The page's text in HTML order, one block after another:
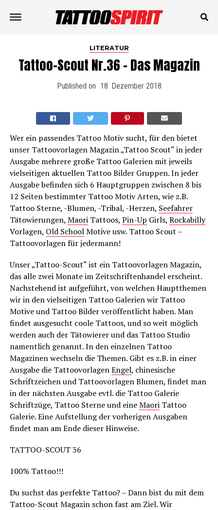
LITERATUR
Tattoo-Scout Nr.36 – Das Magazin
Published on 18. Dezember 2018
Wer ein passendes Tattoo Motiv sucht, für den bietet
unser Tattoovorlagen Magazin „Tattoo Scout“ in jeder
Ausgabe mehrere große Tattoo Galerien mit jeweils
vielseitigen aktuellen Tattoo Bilder Gruppen. In jeder
Ausgabe befinden sich 6 Hauptgruppen zwischen 8 bis
12 Seiten bestimmter Tattoo Motiv Arten, wie z.B.
Tattoo Sterne, -Blumen, -Tribal, -Herzen, Seefahrer
Tätowierungen, Maori Tattoos, Pin-Up Girls, Rockabilly
Vorlagen, Old SchoolMotive usw. Tattoo Scout –
Tattoovorlagen für jedermann!
Unser „Tattoo-Scout“ ist ein Tattoovorlagen Magazin,
das alle zwei Monate im Zeitschriftenhandel erscheint.
Nachstehend ist aufgeführt, von welchen Hauptthemen
wir in den vielseitigen Tattoo Galerien wir Tattoo
Motive und Tattoo Bilder veröffentlicht haben. Man
findet ausgesucht coole Tattoos, und so weit möglich
werden auch der Tätowierer und das Tattoo Studio
namentlich genannt. In den einzelnen Tattoo
Magazinen wechseln die Themen. Gibt es z.B. in einer
Ausgabe die TattoovorlagenEngel, chinesische
Schriftzeichen und Tattoovorlagen Blumen, findet man
in der nächsten Ausgabe evtl. die Tattoo Galerie
Schriftzüge, Tattoo Sterne und eineMaori Tattoo
Galerie. Eine Aufstellung der vorherigen Ausgaben
findet man am Ende dieser Hinweise.
TATTOO-SCOUT 36
100% Tattoo!!!
Du suchst das perfekte Tattoo? – Dann bist du mit dem
Tattoo-Scout Magazin schon fast am Ziel. Wir